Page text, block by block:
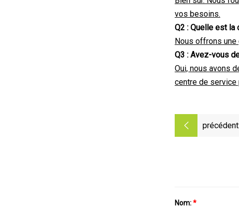
vos besoins.
Q2 : Quelle est la
Nous offrons
Q3 : Avez-vous
Oui, nous avons
centre de service
précédent:
Nom:*